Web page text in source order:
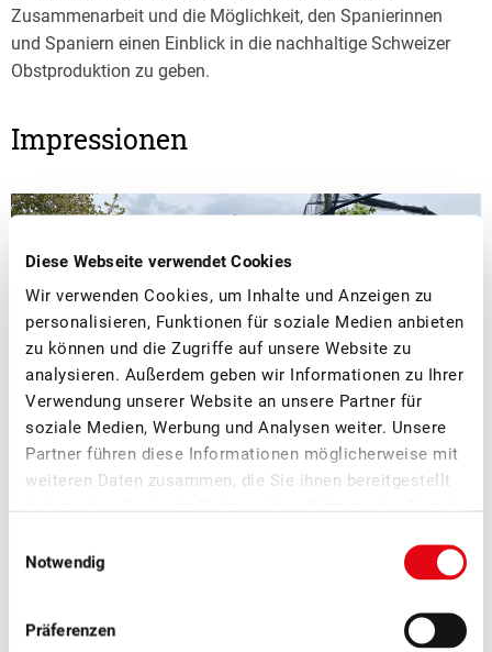
Diese Webseite verwendet Cookies
Wir verwenden Cookies, um Inhalte und Anzeigen zu
personalisieren, Funktionen für soziale Medien anbieten
zu können und die Zugriffe auf unsere Website zu
analysieren. Außerdem geben wir Informationen zu Ihrer
Verwendung unserer Website an unsere Partner für
soziale Medien, Werbung und Analysen weiter. Unsere
Partner führen diese Informationen möglicherweise mit
weiteren Daten zusammen, die Sie ihnen bereitgestellt
Notwendig
Präferenzen
Zusammenarbeit und die Möglichkeit, den Spanierinnen
und Spaniern einen Einblick in die nachhaltige Schweizer
Obstproduktion zu geben.
Impressionen
Weitere News